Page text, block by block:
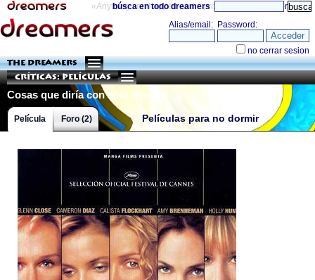
«Anything can happen and it probably will» directorio
búsca en todo dreamers
THE DREAMERS
Críticas: Películas
Cosas que diría con sólo mirarla
Películas para no dormir
Película Foro (2)